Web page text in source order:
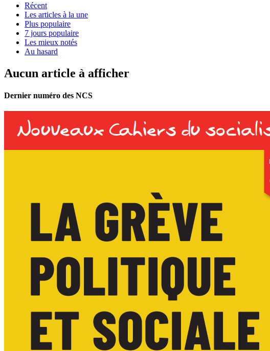
Récent
Les articles à la une
Plus populaire
7 jours populaire
Les mieux notés
Au hasard
Aucun article à afficher
Dernier numéro des NCS